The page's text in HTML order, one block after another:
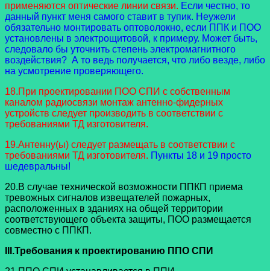
применяются оптические линии связи. Если честно, то
данный пункт меня самого ставит в тупик. Неужели
обязательно монтировать оптоволокно, если ППК и ПОО
установлены в электрощитовой, к примеру. Может быть,
следовало бы уточнить степень электромагнитного
воздействия? А то ведь получается, что либо везде, либо
на усмотрение проверяющего.
18.При проектировании ПОО СПИ с собственным
каналом радиосвязи монтаж антенно-фидерных
устройств следует производить в соответствии с
требованиями ТД изготовителя.
19.Антенну(ы) следует размещать в соответствии с
требованиями ТД изготовителя. Пункты 18 и 19 просто
шедевральны!
20.В случае технической возможности ППКП приема
тревожных сигналов извещателей пожарных,
расположенных в зданиях на общей территории
соответствующего объекта защиты, ПОО размещается
совместно с ППКП.
.Требования к проектированию ППО СПИ